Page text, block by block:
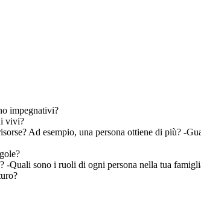
impegnativi?
vivi?
Ad esempio, una persona ottiene di più? -
-Quali sono i ruoli di ogni persona nella tua